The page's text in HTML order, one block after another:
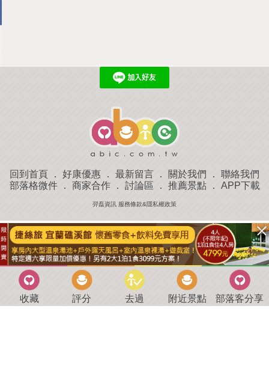
回到首頁 ． 好康優惠 ． 最新留言 ． 關於我們 ． 聯絡我們
部落格微件． 商家合作． 討論區 ． 推薦景點． APP下載
羿磊資訊 服務條款&隱私權政策
收藏 評分 去過 附近景點 部落客分享